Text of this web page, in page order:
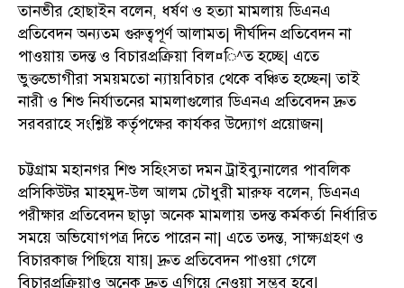
তানভীর হোছাইন বলেন, ধর্ষণ ও হত্যা মামলায় ডিএনএ
প্রতিবেদন অন্যতম গুরুত্বপূর্ণ আলামত| দীর্ঘদিন প্রতিবেদন না
পাওয়ায় তদন্ত ও বিচারপ্রক্রিয়া বিল¤ি^ত হচ্ছে| এতে
ভুক্তভোগীরা সময়মতো ন্যায়বিচার থেকে বঞ্চিত হচ্ছেন| তাই
নারী ও শিশু নির্যাতনের মামলাগুলোর ডিএনএ প্রতিবেদন দ্রুত
সরবরাহে সংশ্লিষ্ট কর্তৃপক্ষের কার্যকর উদ্যোগ প্রয়োজন|
চট্টগ্রাম মহানগর শিশু সহিংসতা দমন ট্রাইব্যুনালের পাবলিক
প্রসিকিউটর মাহমুদ-উল আলম চৌধুরী মারুফ বলেন, ডিএনএ
পরীক্ষার প্রতিবেদন ছাড়া অনেক মামলায় তদন্ত কর্মকর্তা নির্ধারিত
সময়ে অভিযোগপত্র দিতে পারেন না| এতে তদন্ত, সাক্ষ্যগ্রহণ ও
বিচারকাজ পিছিয়ে যায়| দ্রুত প্রতিবেদন পাওয়া গেলে
বিচারপ্রক্রিয়াও অনেক দ্রুত এগিয়ে নেওয়া সম্ভব হবে|